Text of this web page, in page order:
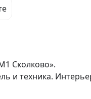
Сколково».
и техника.